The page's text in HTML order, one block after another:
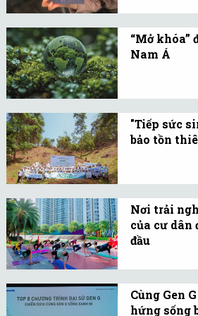
trai
sách
“Mở khóa”
Nam Á
ra 1.000
năng
"Tiếp sức
bảo tồn
tăng
rừng ở
Nơi trải
của cư dân
đầu
Sống
Cùng Gen
hứng sống